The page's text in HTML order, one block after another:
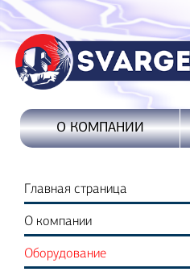
О КОМПАНИИ
Главная страница
О компании
Оборудование